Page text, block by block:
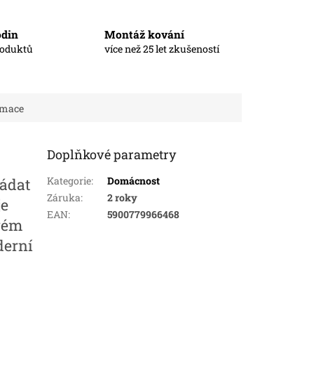
Montáž kování
více než 25 let zkušeností
Doplňkové parametry
Kategorie:
Domácnost
Záruka:
2 roky
EAN: 5900779966468